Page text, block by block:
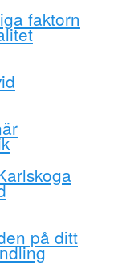
faktorn
på ditt